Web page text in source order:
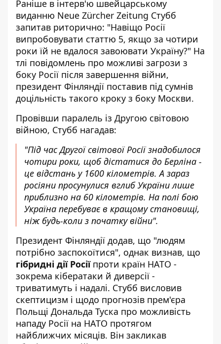
Раніше в інтерв'ю швейцарському
виданню Neue Zürcher Zeitung Стубб
запитав риторично: "Навіщо Росії
випробовувати статтю 5, якщо за чотири
роки їй не вдалося завоювати Україну?" На
тлі повідомлень про можливі загрози з
боку Росії після завершення війни,
президент Фінляндії поставив під сумнів
доцільність такого кроку з боку Москви.
Провівши паралель із Другою світовою
війною, Стубб нагадав:
"Під час Другої світової Росії знадобилося
чотири роки, щоб дістатися до Берліна -
це відстань у 1600 кілометрів. А зараз
росіяни просунулися вглиб України лише
приблизно на 60 кілометрів. На полі бою
Україна перебуває в кращому становищі,
ніж будь-коли з початку війни".
Президент Фінляндії додав, що "людям
потрібно заспокоїтися", однак визнав, що
гібридні дії Росіїпроти країн НАТО -
зокрема кібератаки й диверсії -
триватимуть і надалі. Стубб висловив
скептицизм і щодо прогнозів прем'єра
Польщі Дональда Туска про можливість
нападу Росії на НАТО протягом
найближчих місяців. Він закликав